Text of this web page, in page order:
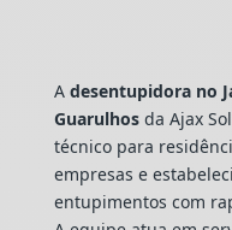
A desentupidora no
Guarulhosda Ajax
técnico para
empresas e
entupimentos com